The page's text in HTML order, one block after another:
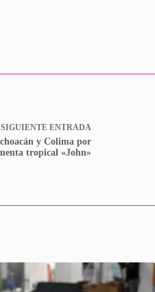
SIGUIENTE ENTRADA
y Colima por
tropical «John»